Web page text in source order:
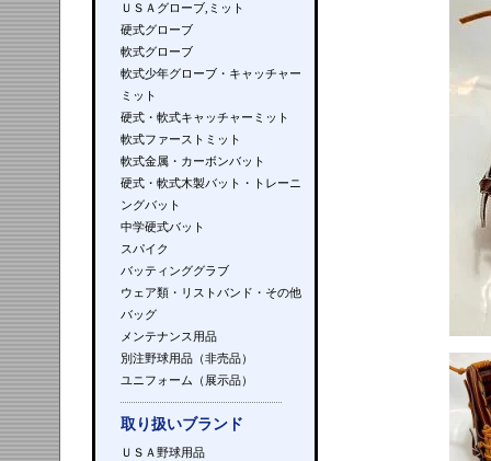
ＵＳＡグローブ,ミット
硬式グローブ
軟式グローブ
軟式少年グローブ・キャッチャー
ミット
硬式・軟式キャッチャーミット
軟式ファーストミット
軟式金属・カーボンバット
硬式・軟式木製バット・トレーニ
ングバット
中学硬式バット
スパイク
バッティンググラブ
ウェア類・リストバンド・その他
バッグ
メンテナンス用品
別注野球用品（非売品）
ユニフォーム（展示品）
取り扱いブランド
ＵＳＡ野球用品